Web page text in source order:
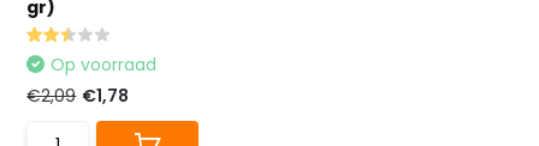
gr)
Op voorraad
€2,09 €1,78